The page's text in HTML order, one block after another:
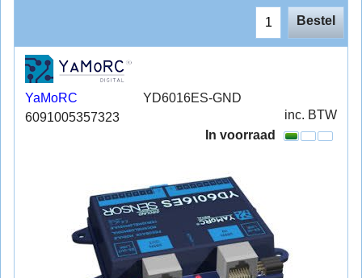
Bestel
YaMoRC
YD6016ES-GND
6091005357323
inc. BTW
In voorraad